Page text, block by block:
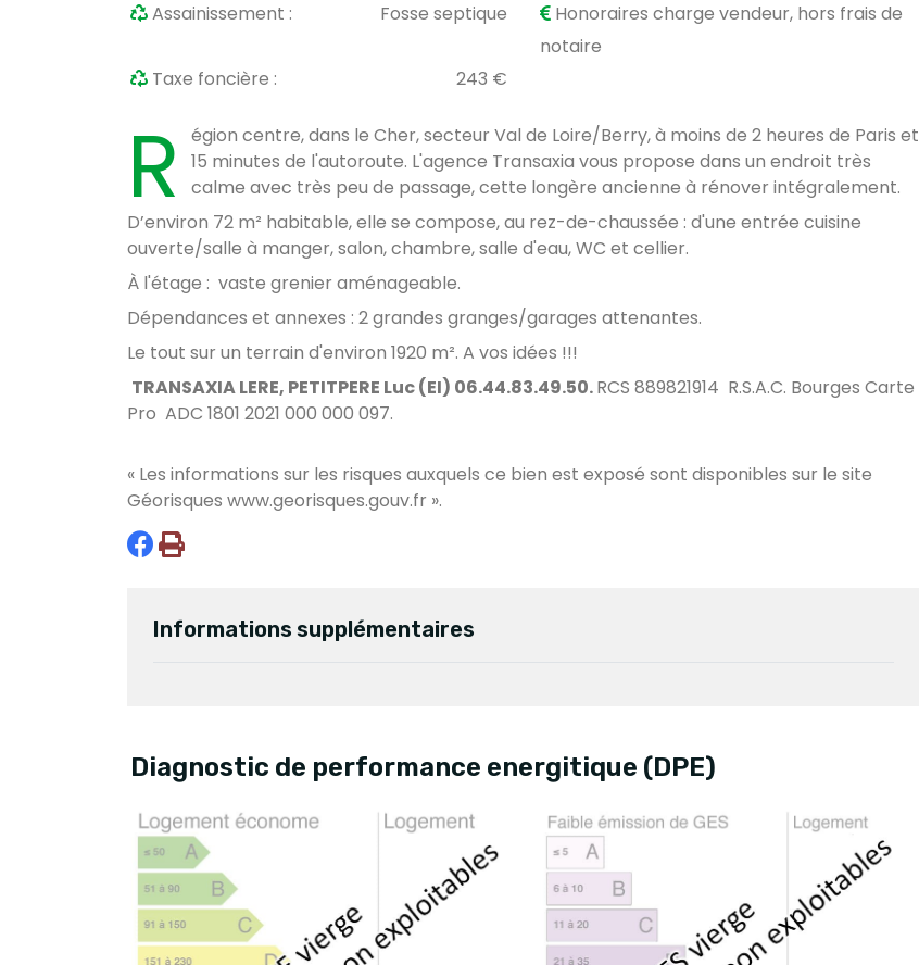
Assainissement :
Fosse septique
Honoraires charge vendeur, hors frais de
notaire
Taxe foncière :
243 €
R
égion centre, dans le Cher, secteur Val de Loire/Berry, à moins de 2 heures de Paris et
15 minutes de l'autoroute. L'agence Transaxia vous propose dans un endroit très
calme avec très peu de passage, cette longère ancienne à rénover intégralement.
D’environ 72 m² habitable, elle se compose, au rez-de-chaussée : d'une entrée cuisine
ouverte/salle à manger, salon, chambre, salle d'eau, WC et cellier.
À l'étage : vaste grenier aménageable.
Dépendances et annexes : 2 grandes granges/garages attenantes.
Le tout sur un terrain d'environ 1920 m². A vos idées !!!
TRANSAXIA LERE, PETITPERE Luc (EI) 06.44.83.49.50.RCS 889821914 R.S.A.C. Bourges Carte
Pro ADC 1801 2021 000 000 097.
« Les informations sur les risques auxquels ce bien est exposé sont disponibles sur le site
Géorisques www.georisques.gouv.fr ».
Informations supplémentaires
Diagnostic de performance energitique (DPE)